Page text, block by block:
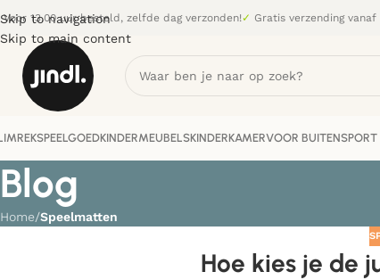
Skip to navigation
Skip to main content
Voor 13.00 uur besteld, zelfde dag verzonden!✓ Gratis verzending vanaf
SPEELGOEDKINDERMEUBELSKINDERKAMERVOOR BUITENSPORT
Blog
Home/Speelmatten
Hoe kies je de